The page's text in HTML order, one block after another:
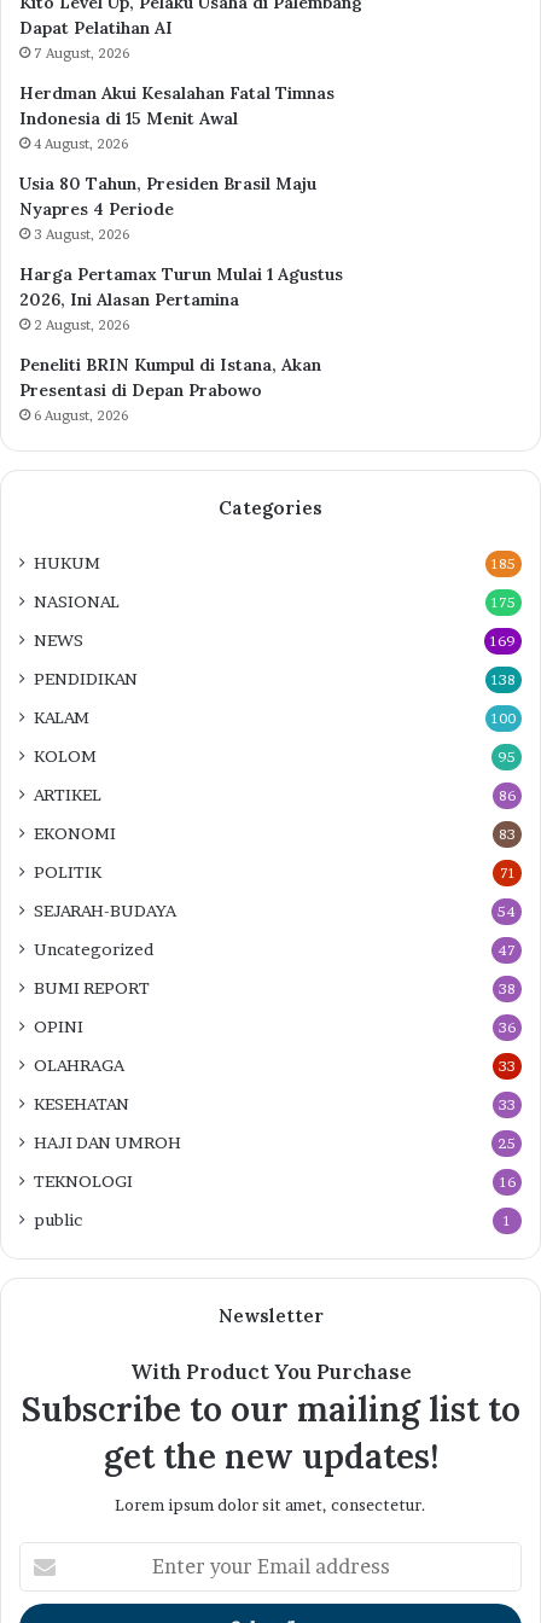
Dapat Pelatihan AI
7 August, 2026
Herdman Akui Kesalahan Fatal Timnas
Indonesia di 15 Menit Awal
4 August, 2026
Usia 80 Tahun, Presiden Brasil Maju
Nyapres 4 Periode
3 August, 2026
Harga Pertamax Turun Mulai 1 Agustus
2026, Ini Alasan Pertamina
2 August, 2026
Peneliti BRIN Kumpul di Istana, Akan
Presentasi di Depan Prabowo
6 August, 2026
Categories
HUKUM 185
NASIONAL 175
NEWS 169
PENDIDIKAN 138
KALAM 100
KOLOM 95
ARTIKEL 86
EKONOMI 83
POLITIK 71
SEJARAH-BUDAYA 54
Uncategorized 47
BUMI REPORT 38
OPINI 36
OLAHRAGA 33
KESEHATAN 33
HAJI DAN UMROH 25
TEKNOLOGI 16
public 1
Newsletter
With Product You Purchase
Subscribe to our mailing list to
get the new updates!
Lorem ipsum dolor sit amet, consectetur.
your
Email